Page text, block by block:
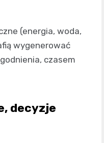
(energia, woda,
wygenerować
czasem
decyzje